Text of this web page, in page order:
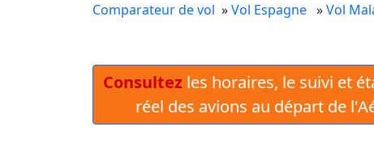
Comparateur de vol »Vol Espagne »Vol
Consultez les horaires, le suivi et
réel des avions au départ de